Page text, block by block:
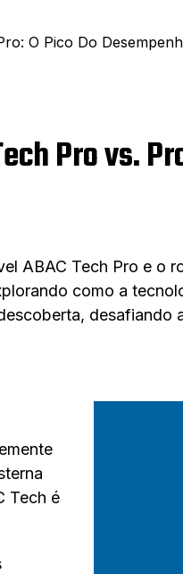
O Pico Do
Pro vs.
ABAC Tech Pro e o
como a
Tech é